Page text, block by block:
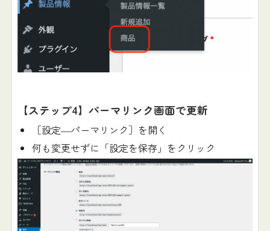
【ステップ4】パーマリンク画面で更新
［設定―パーマリンク］を開く
何も変更せずに「設定を保存」をクリック